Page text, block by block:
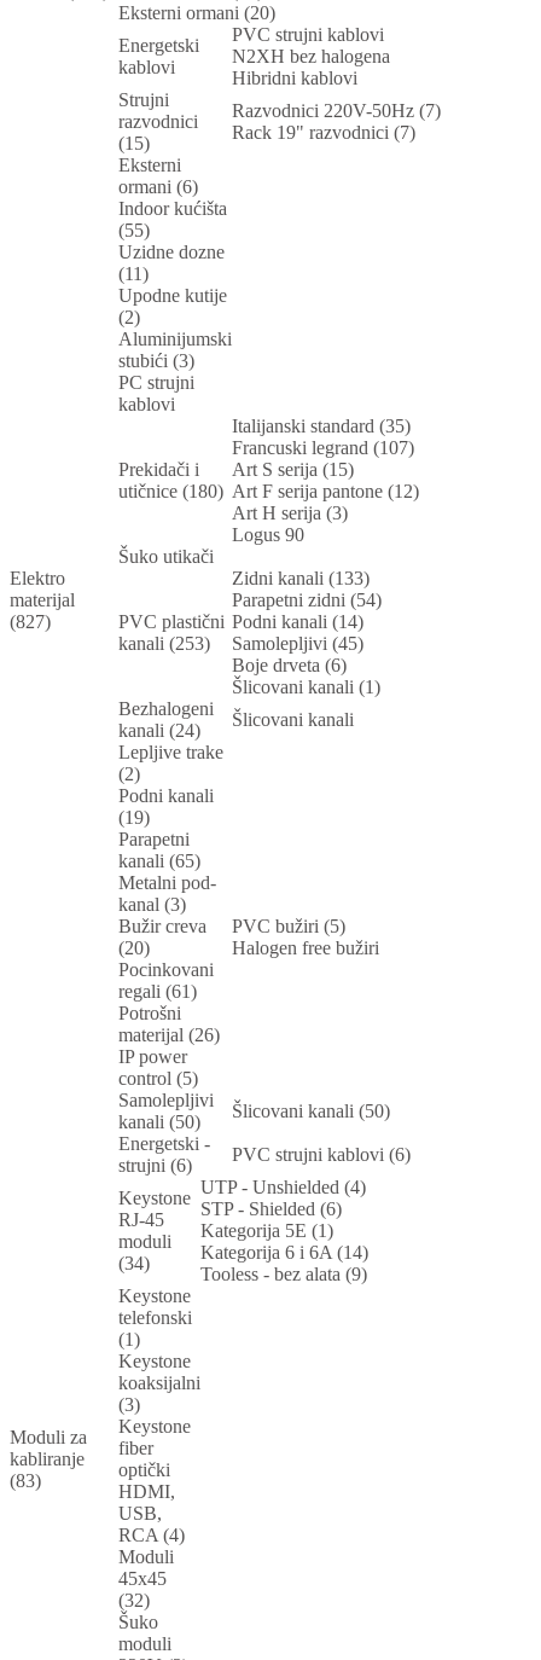
Eksterni ormani (20)
Elektro
materijal
(827)
Energetski
kablovi
PVC strujni kablovi
N2XH bez halogena
Hibridni kablovi
Strujni
razvodnici
(15)
Razvodnici 220V-50Hz (7)
Rack 19" razvodnici (7)
Eksterni
ormani (6)
Indoor kućišta
(55)
Uzidne dozne
(11)
Upodne kutije
(2)
Aluminijumski
stubići (3)
PC strujni
kablovi
Prekidači i
utičnice (180)
Italijanski standard (35)
Francuski legrand (107)
Art S serija (15)
Art F serija pantone (12)
Art H serija (3)
Logus 90
Šuko utikači
PVC plastični
kanali (253)
Zidni kanali (133)
Parapetni zidni (54)
Podni kanali (14)
Samolepljivi (45)
Boje drveta (6)
Šlicovani kanali (1)
Bezhalogeni
kanali (24)
Šlicovani kanali
Lepljive trake
(2)
Podni kanali
(19)
Parapetni
kanali (65)
Metalni pod-
kanal (3)
Bužir creva
(20)
PVC bužiri (5)
Halogen free bužiri
Pocinkovani
regali (61)
Potrošni
materijal (26)
IP power
control (5)
Samolepljivi
kanali (50)
Šlicovani kanali (50)
Energetski -
strujni (6)
PVC strujni kablovi (6)
Moduli za
kabliranje
(83)
Keystone
RJ-45
moduli
(34)
UTP - Unshielded (4)
STP - Shielded (6)
Kategorija 5E (1)
Kategorija 6 i 6A (14)
Tooless - bez alata (9)
Keystone
telefonski
(1)
Keystone
koaksijalni
(3)
Keystone
fiber
optički
HDMI,
USB,
RCA (4)
Moduli
45x45
(32)
Šuko
moduli